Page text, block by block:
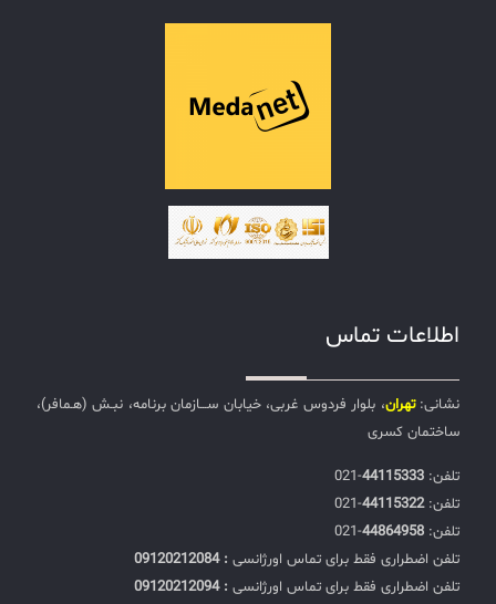
اطلاعات تماس
نشانی:تهران، بلوار فردوس غربی، خیابان ســـازمان برنامه، نبـش (هـمافر)،
ساختمان کسری
تلفن:‌ 44115333
-021
تلفن:‌44115322
-021
تلفن:‌ 44864958
-021
تلفن اضطراری فقط برای تماس اورژانسی : 09120212084
تلفن اضطراری فقط برای تماس اورژانسی : 09120212094